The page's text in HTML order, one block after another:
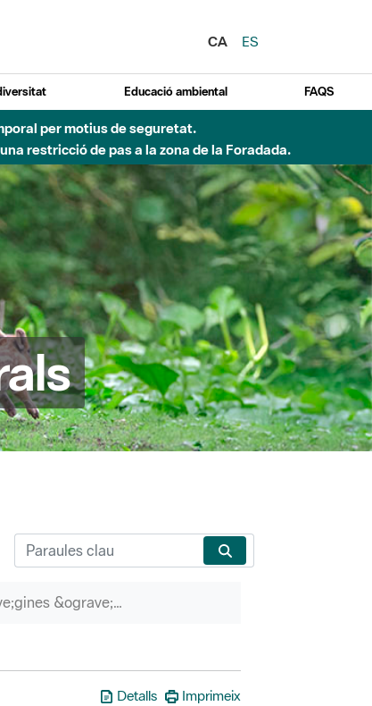
CA
ES
Educació ambiental FAQS
per motius de seguretat.
restricció de pas a la zona de la Foradada.
P&agrave;gines &ograve;rfenes
Detalls Imprimeix